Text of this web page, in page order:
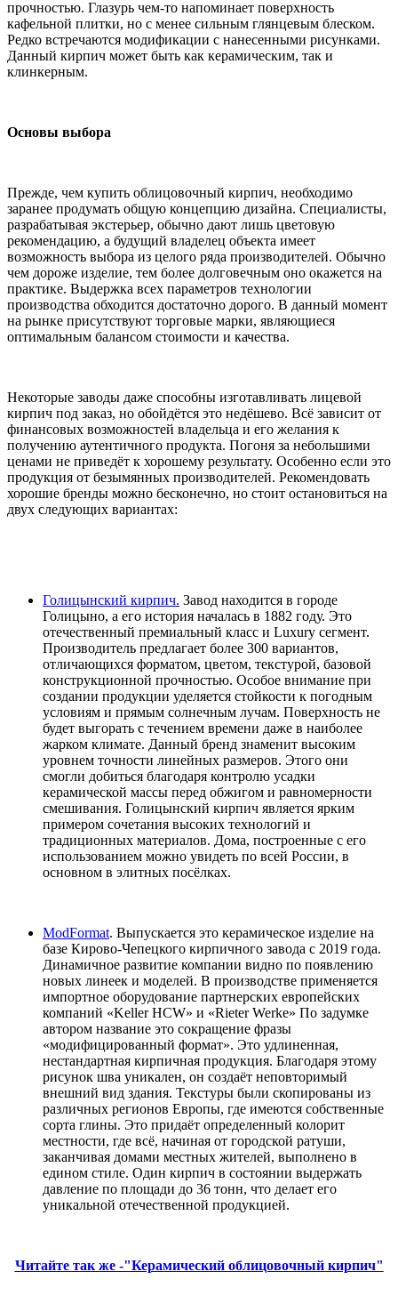
прочностью. Глазурь чем-то напоминает поверхность
кафельной плитки, но с менее сильным глянцевым блеском.
Редко встречаются модификации с нанесенными рисунками.
Данный кирпич может быть как керамическим, так и
клинкерным.
Основы выбора
Прежде, чем купить облицовочный кирпич, необходимо
заранее продумать общую концепцию дизайна. Специалисты,
разрабатывая экстерьер, обычно дают лишь цветовую
рекомендацию, а будущий владелец объекта имеет
возможность выбора из целого ряда производителей. Обычно
чем дороже изделие, тем более долговечным оно окажется на
практике. Выдержка всех параметров технологии
производства обходится достаточно дорого. В данный момент
на рынке присутствуют торговые марки, являющиеся
оптимальным балансом стоимости и качества.
Некоторые заводы даже способны изготавливать лицевой
кирпич под заказ, но обойдётся это недёшево. Всё зависит от
финансовых возможностей владельца и его желания к
получению аутентичного продукта. Погоня за небольшими
ценами не приведёт к хорошему результату. Особенно если это
продукция от безымянных производителей. Рекомендовать
хорошие бренды можно бесконечно, но стоит остановиться на
двух следующих вариантах:
Голицынский кирпич. Завод находится в городе
Голицыно, а его история началась в 1882 году. Это
отечественный премиальный класс и Luxury сегмент.
Производитель предлагает более 300 вариантов,
отличающихся форматом, цветом, текстурой, базовой
конструкционной прочностью. Особое внимание при
создании продукции уделяется стойкости к погодным
условиям и прямым солнечным лучам. Поверхность не
будет выгорать с течением времени даже в наиболее
жарком климате. Данный бренд знаменит высоким
уровнем точности линейных размеров. Этого они
смогли добиться благодаря контролю усадки
керамической массы перед обжигом и равномерности
смешивания. Голицынский кирпич является ярким
примером сочетания высоких технологий и
традиционных материалов. Дома, построенные с его
использованием можно увидеть по всей России, в
основном в элитных посёлках.
ModFormat. Выпускается это керамическое изделие на
базе Кирово-Чепецкого кирпичного завода с 2019 года.
Динамичное развитие компании видно по появлению
новых линеек и моделей. В производстве применяется
импортное оборудование партнерских европейских
компаний «Keller HCW» и «Rieter Werke» По задумке
автором название это сокращение фразы
«модифицированный формат». Это удлиненная,
нестандартная кирпичная продукция. Благодаря этому
рисунок шва уникален, он создаёт неповторимый
внешний вид здания. Текстуры были скопированы из
различных регионов Европы, где имеются собственные
сорта глины. Это придаёт определенный колорит
местности, где всё, начиная от городской ратуши,
заканчивая домами местных жителей, выполнено в
едином стиле. Один кирпич в состоянии выдержать
давление по площади до 36 тонн, что делает его
уникальной отечественной продукцией.
Читайте так же -"Керамический облицовочный кирпич"